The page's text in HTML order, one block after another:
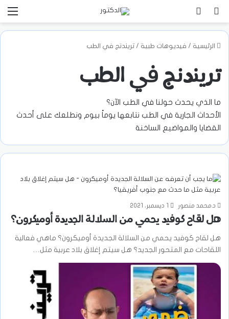
بحث عن
الرئيسية / فيديوهات طبية / تريندنج في الطب
تريندنج في الطب
ما الذي يحدث حولنا في الطب الآن؟
الأحداث الجارية في الطب نتابعها يوماً بيوم ونطلعك على أحدث
القضايا والمواضيع الساخنة
د.محمد منصور 1 ديسمبر، 2021
هل لقاح كوفيد يحمي من السلالة الجديدة أوميكرون؟
هل لقاح كوفيد يحمي من السلالة الجديدة أوميكرون؟ ماهي فعالية
اللقاحات مع المتحور الجديد؟ هل سيتم إغلاق بلاد عربية مثل…